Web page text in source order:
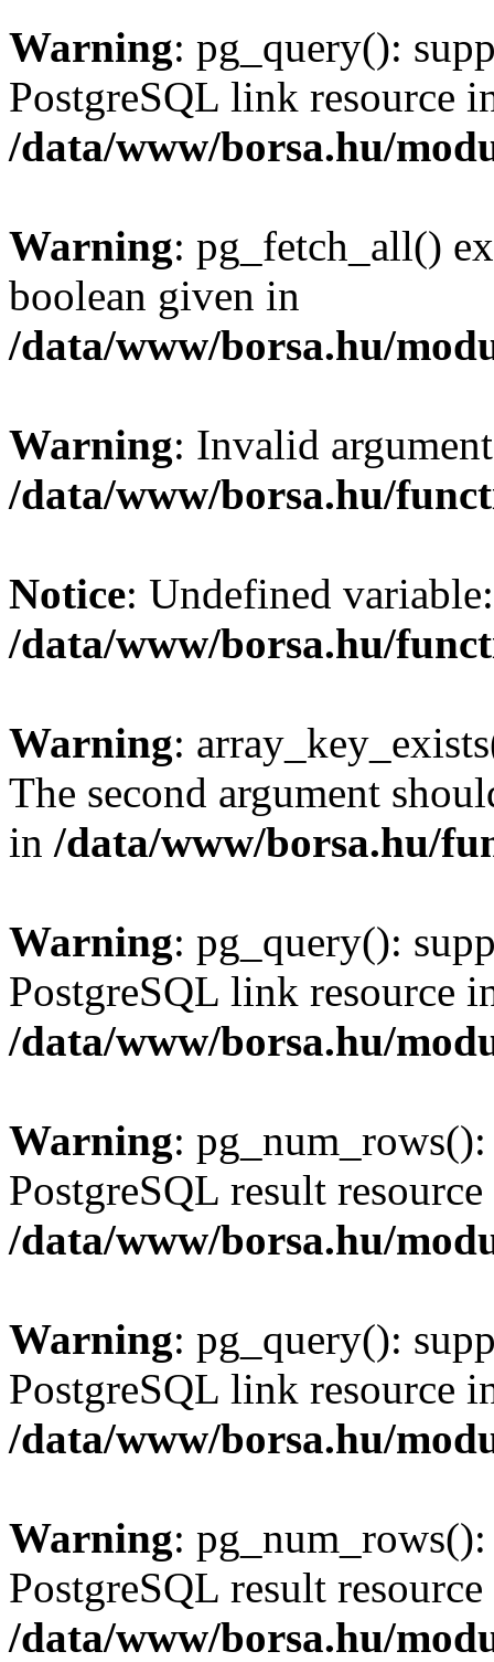
Warning: pg_query():
PostgreSQL link resource
/data/www/borsa.hu/
Warning: pg_fetch_all()
boolean given in
/data/www/borsa.hu/
Warning: Invalid
/data/www/borsa.hu/
Notice: Undefined
/data/www/borsa.hu/
Warning:
The second argument
in /data/www/borsa.hu/
Warning: pg_query():
PostgreSQL link resource
/data/www/borsa.hu/
Warning:
PostgreSQL result
/data/www/borsa.hu/
Warning: pg_query():
PostgreSQL link resource
/data/www/borsa.hu/
Warning:
PostgreSQL result
/data/www/borsa.hu/